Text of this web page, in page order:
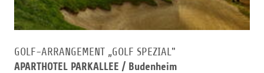
GOLF-ARRANGEMENT „GOLF SPEZIAL"
APARTHOTEL PARKALLEE / Budenheim